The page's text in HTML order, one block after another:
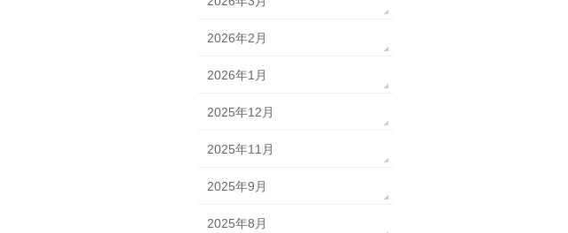
2026年2月
2026年1月
2025年12月
2025年11月
2025年9月
2025年8月